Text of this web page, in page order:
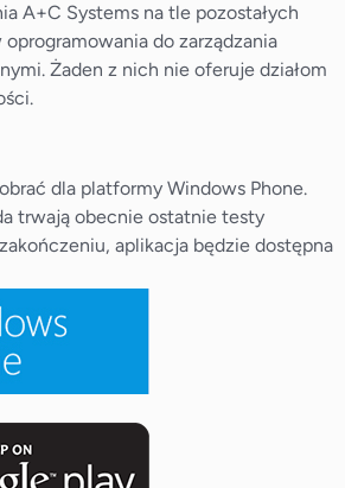
A+C Systems na tle pozostałych
do zarządzania
Żaden z nich nie oferuje działom
dla platformy Windows Phone.
trwają obecnie ostatnie testy
aplikacja będzie dostępna